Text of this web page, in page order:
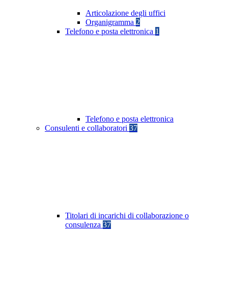
Articolazione degli uffici
Organigramma 2
Telefono e posta elettronica 1
Telefono e posta elettronica
Consulenti e collaboratori 37
Titolari di incarichi di collaborazione o
consulenza 37